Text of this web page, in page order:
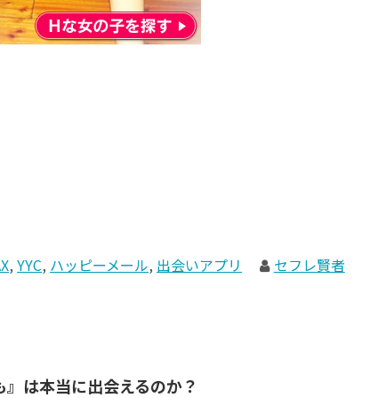
,YYC, ハッピーメール, 出会いアプリ セフレ賢者
は本当に出会えるのか？